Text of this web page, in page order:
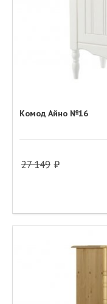
Комод Айно №16
27 149